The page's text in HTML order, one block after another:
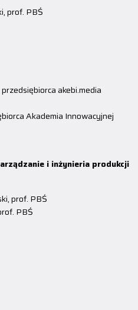
prof. PBŚ
akebi.media
Akademia Innowacyjnej
i inżynieria produkcji
prof. PBŚ
PBŚ